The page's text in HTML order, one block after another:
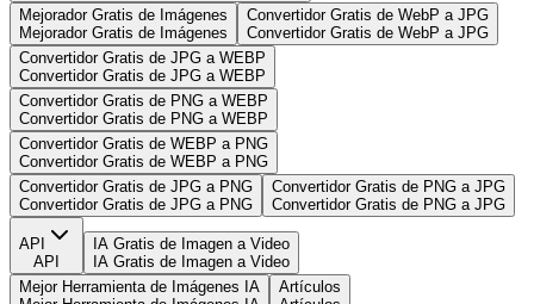
Mejorador Gratis de Imágenes
Mejorador Gratis de Imágenes
Convertidor Gratis de WebP a JPG
Convertidor Gratis de WebP a JPG
Convertidor Gratis de JPG a WEBP
Convertidor Gratis de JPG a WEBP
Convertidor Gratis de PNG a WEBP
Convertidor Gratis de PNG a WEBP
Convertidor Gratis de WEBP a PNG
Convertidor Gratis de WEBP a PNG
Convertidor Gratis de JPG a PNG
Convertidor Gratis de JPG a PNG
Convertidor Gratis de PNG a JPG
Convertidor Gratis de PNG a JPG
API
API
IA Gratis de Imagen a Video
IA Gratis de Imagen a Video
Mejor Herramienta de Imágenes IA
Artículos